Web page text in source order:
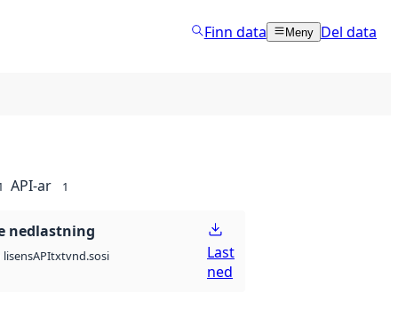
Finn data Meny Del data
API-ar 1
nedlastning
lisensAPItxtvnd.sosi
Last
ned